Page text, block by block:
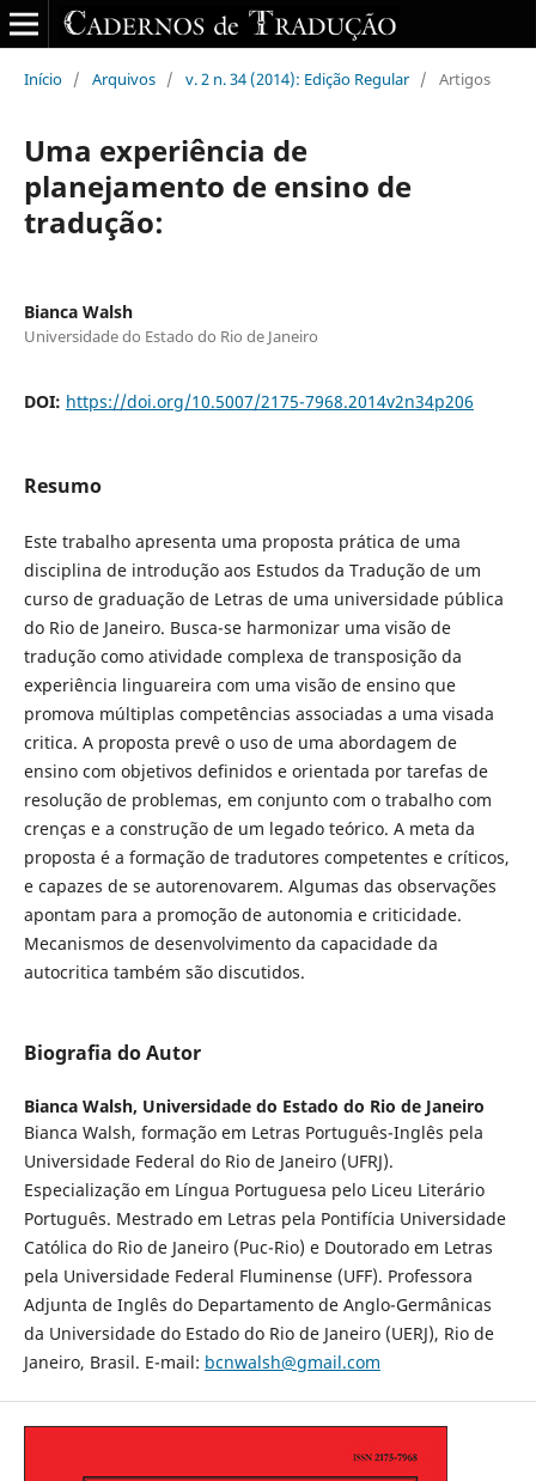
Início / Arquivos / v. 2 n. 34 (2014): Edição Regular / Artigos
Uma experiência de
planejamento de ensino de
tradução:
Bianca Walsh
Universidade do Estado do Rio de Janeiro
DOI: https://doi.org/10.5007/2175-7968.2014v2n34p206
Resumo
Este trabalho apresenta uma proposta prática de uma
disciplina de introdução aos Estudos da Tradução de um
curso de graduação de Letras de uma universidade pública
do Rio de Janeiro. Busca-se harmonizar uma visão de
tradução como atividade complexa de transposição da
experiência linguareira com uma visão de ensino que
promova múltiplas competências associadas a uma visada
critica. A proposta prevê o uso de uma abordagem de
ensino com objetivos definidos e orientada por tarefas de
resolução de problemas, em conjunto com o trabalho com
crenças e a construção de um legado teórico. A meta da
proposta é a formação de tradutores competentes e críticos,
e capazes de se autorenovarem. Algumas das observações
apontam para a promoção de autonomia e criticidade.
Mecanismos de desenvolvimento da capacidade da
autocritica também são discutidos.
Biografia do Autor
Bianca Walsh, Universidade do Estado do Rio de Janeiro
Bianca Walsh, formação em Letras Português-Inglês pela
Universidade Federal do Rio de Janeiro (UFRJ).
Especialização em Língua Portuguesa pelo Liceu Literário
Português. Mestrado em Letras pela Pontifícia Universidade
Católica do Rio de Janeiro (Puc-Rio) e Doutorado em Letras
pela Universidade Federal Fluminense (UFF). Professora
Adjunta de Inglês do Departamento de Anglo-Germânicas
da Universidade do Estado do Rio de Janeiro (UERJ), Rio de
Janeiro, Brasil. E-mail: bcnwalsh@gmail.com